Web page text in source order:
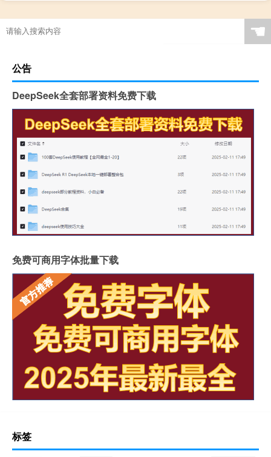
☚
公告
DeepSeek全套部署资料免费下载
免费可商用字体批量下载
标签